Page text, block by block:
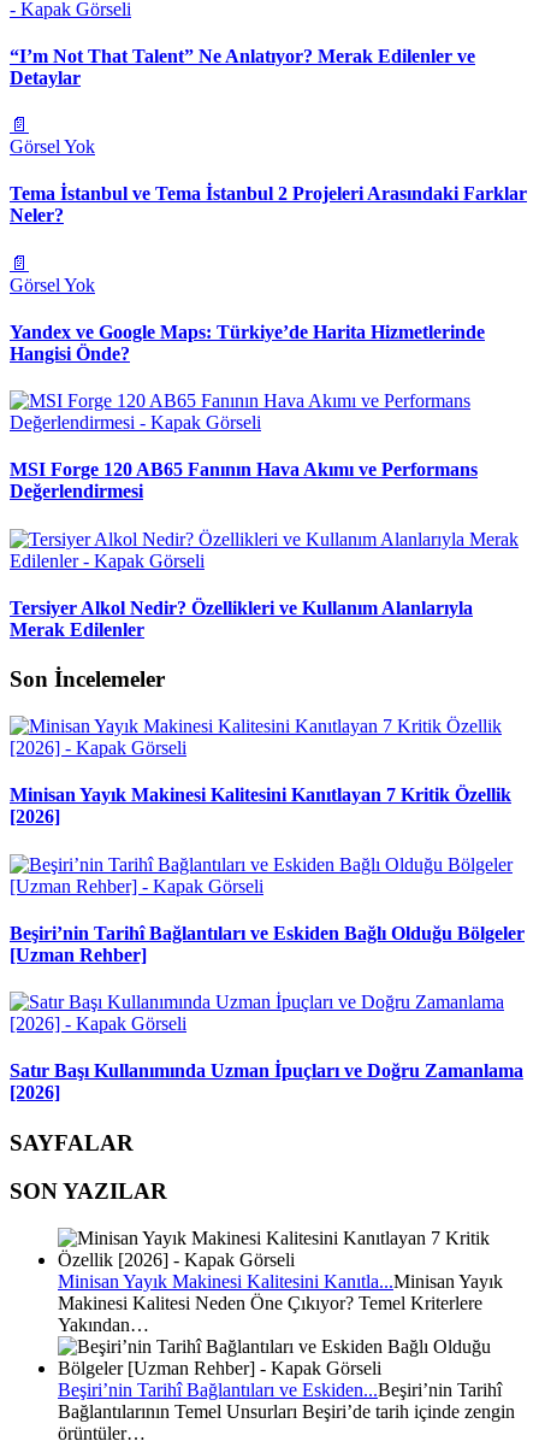
“I’m Not That Talent” Ne Anlatıyor? Merak Edilenler ve
Detaylar
📄
Görsel Yok
Tema İstanbul ve Tema İstanbul 2 Projeleri Arasındaki Farklar
Neler?
📄
Görsel Yok
Yandex ve Google Maps: Türkiye’de Harita Hizmetlerinde
Hangisi Önde?
MSI Forge 120 AB65 Fanının Hava Akımı ve Performans
Değerlendirmesi
Tersiyer Alkol Nedir? Özellikleri ve Kullanım Alanlarıyla
Merak Edilenler
Son İncelemeler
Minisan Yayık Makinesi Kalitesini Kanıtlayan 7 Kritik Özellik
[2026]
Beşiri’nin Tarihî Bağlantıları ve Eskiden Bağlı Olduğu Bölgeler
[Uzman Rehber]
Satır Başı Kullanımında Uzman İpuçları ve Doğru Zamanlama
[2026]
SAYFALAR
SON YAZILAR
Minisan Yayık Makinesi Kalitesini Kanıtla...Minisan Yayık
Makinesi Kalitesi Neden Öne Çıkıyor? Temel Kriterlere
Yakından…
Beşiri’nin Tarihî Bağlantıları ve Eskiden...Beşiri’nin Tarihî
Bağlantılarının Temel Unsurları Beşiri’de tarih içinde zengin
örüntüler…